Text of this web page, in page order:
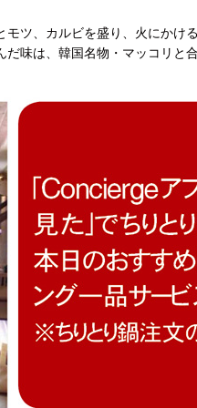
ツ、カルビを盛り、火にかけ
味は、韓国名物・マッコリと